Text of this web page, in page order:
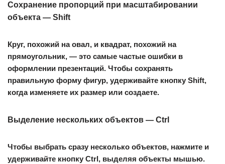
Сохранение пропорций при масштабировании
объекта — Shift
Круг, похожий на овал, и квадрат, похожий на
прямоугольник, — это самые частые ошибки в
оформлении презентаций. Чтобы сохранять
правильную форму фигур, удерживайте кнопку Shift,
когда изменяете их размер или создаете.
Выделение нескольких объектов — Ctrl
Чтобы выбрать сразу несколько объектов, нажмите и
удерживайте кнопку Ctrl, выделяя объекты мышью.